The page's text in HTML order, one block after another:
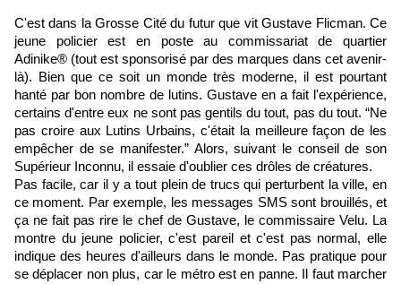
C'est dans la Grosse Cité du futur que vit Gustave Flicman. Ce
jeune policier est en poste au commissariat de quartier
Adinike® (tout est sponsorisé par des marques dans cet avenir-
là). Bien que ce soit un monde très moderne, il est pourtant
hanté par bon nombre de lutins. Gustave en a fait l'expérience,
certains d'entre eux ne sont pas gentils du tout, pas du tout. “Ne
pas croire aux Lutins Urbains, c'était la meilleure façon de les
empêcher de se manifester.” Alors, suivant le conseil de son
Supérieur Inconnu, il essaie d'oublier ces drôles de créatures.
Pas facile, car il y a tout plein de trucs qui perturbent la ville, en
ce moment. Par exemple, les messages SMS sont brouillés, et
ça ne fait pas rire le chef de Gustave, le commissaire Velu. La
montre du jeune policier, c'est pareil et c'est pas normal, elle
indique des heures d'ailleurs dans le monde. Pas pratique pour
se déplacer non plus, car le métro est en panne. Il faut marcher